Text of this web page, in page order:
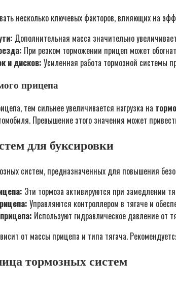
несколько ключевых факторов, влияющих на
Дополнительная масса значительно
При резком торможении прицеп может
и дисков: Усиленная работа тормозной системы
прицепа
тем сильнее увеличивается нагрузка на
Превышение этого значения может
для буксировки
систем, предназначенных для повышения
Эти тормоза активируются при замедлении
Управляются контроллером в тягаче и
Используют гидравлическое давление от
от массы прицепа и типа тягача.
тормозных систем